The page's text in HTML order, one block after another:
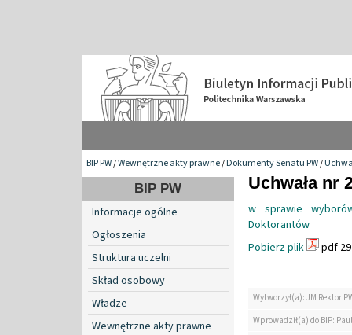
BIP PW/Wewnętrzne akty prawne/Dokumenty Senatu PW/
BIP PW
Informacje ogólne
Ogłoszenia
Struktura uczelni
Skład osobowy
Władze
Wewnętrzne akty prawne
Uchwała nr
w sprawie
Doktorantów
Pobierz plik
pdf
Wytworzył(a): JM Rektor
Wprowadził(a) do BIP: